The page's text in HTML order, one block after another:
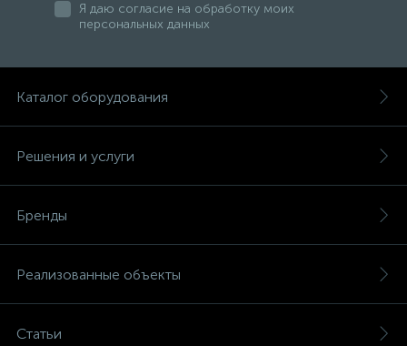
Я даю согласие на обработку моих
персональных данных
Каталог оборудования
Решения и услуги
Бренды
Реализованные объекты
Статьи